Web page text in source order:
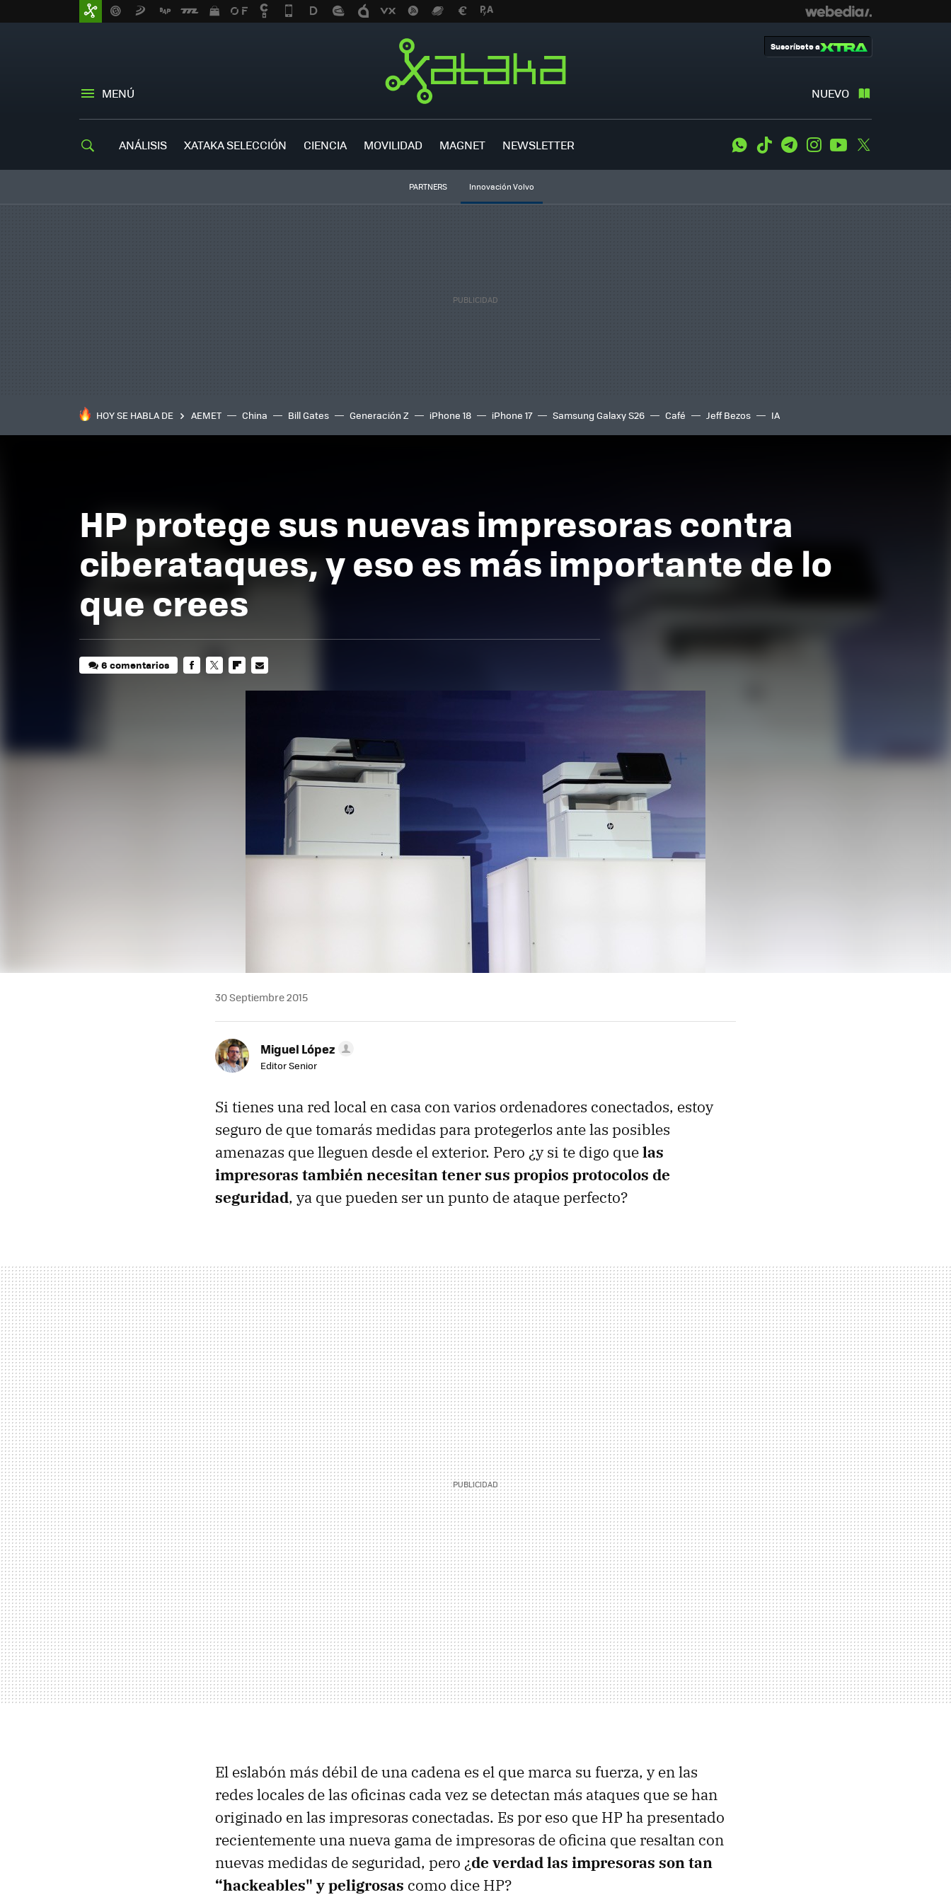
MENÚ NUEVO
Suscríbete a
ANÁLISIS XATAKA SELECCIÓN CIENCIA MOVILIDAD MAGNET NEWSLETTER WhatsApp
Tiktok TelegramInstagramYoutube
PARTNERS Innovación Volvo
HOY SE HABLA DE AEMET China Bill Gates Generación Z iPhone 18 iPhone 17 Samsung Galaxy S26 Café Jeff Bezos IA
HP protege sus nuevas impresoras contra
ciberataques, y eso es más importante de lo
que crees
6 comentarios
30 Septiembre 2015
Miguel López
Editor Senior
Si tienes una red local en casa con varios ordenadores conectados, estoy
seguro de que tomarás medidas para protegerlos ante las posibles
amenazas que lleguen desde el exterior. Pero ¿y si te digo quelas
impresoras también necesitan tener sus propios protocolos de
seguridad, ya que pueden ser un punto de ataque perfecto?
El eslabón más débil de una cadena es el que marca su fuerza, y en las
redes locales de las oficinas cada vez se detectan más ataques que se han
originado en las impresoras conectadas. Es por eso que HP ha presentado
recientemente una nueva gama de impresoras de oficina que resaltan con
nuevas medidas de seguridad, pero ¿de verdad las impresoras son tan
“hackeables" y peligrosas como dice HP?